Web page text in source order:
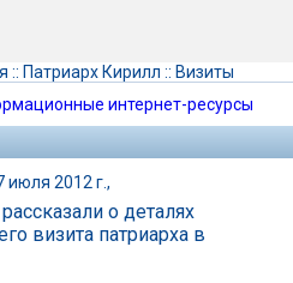
:: Патриарх Кирилл :: Визиты
интернет-ресурсы
июля 2012 г.,
о деталях
визита патриарха в